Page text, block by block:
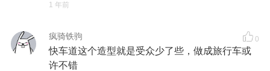
1 年前
疯骑铁驹 0
快车道这个造型就是受众少了些，做成旅行车或
许不错